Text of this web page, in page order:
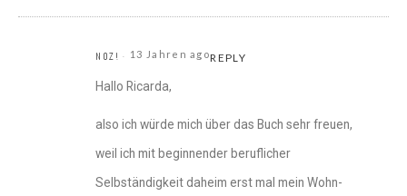
NOZ! 13 Jahren agoREPLY
Hallo Ricarda,
also ich würde mich über das Buch sehr freuen,
weil ich mit beginnender beruflicher
Selbständigkeit daheim erst mal mein Wohn-